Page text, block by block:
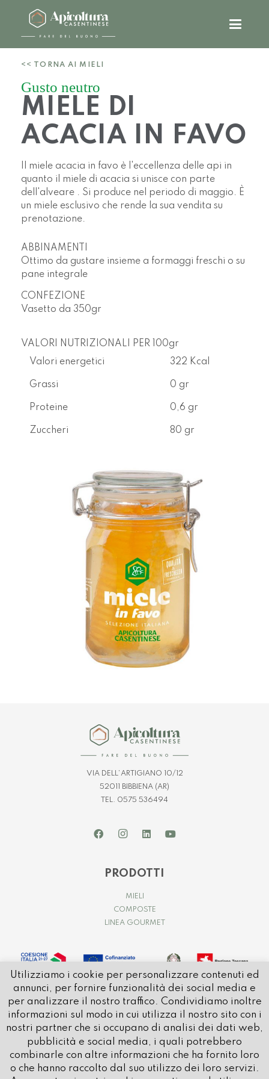
<< TORNA AI MIELI
Gusto neutro
MIELE DI
ACACIA IN FAVO
Il miele acacia in favo è l'eccellenza delle api in
quanto il miele di acacia si unisce con parte
dell'alveare . Si produce nel periodo di maggio. È
un miele esclusivo che rende la sua vendita su
prenotazione.
ABBINAMENTI
Ottimo da gustare insieme a formaggi freschi o su
pane integrale
CONFEZIONE
Vasetto da 350gr
VALORI NUTRIZIONALI PER 100gr
Valori energetici
322 Kcal
Grassi 0 gr
Proteine 0,6 gr
Zuccheri 80 gr
VIA DELL’ARTIGIANO 10/12
52011 BIBBIENA (AR)
TEL. 0575 536494
PRODOTTI
MIELI
COMPOSTE
LINEA GOURMET
© 2021 APICOLTURA CASENTINESE | P.IVA e C.FISC. IT01032580514
Utilizziamo i cookie per personalizzare contenuti ed
annunci, per fornire funzionalità dei social media e
per analizzare il nostro traffico. Condividiamo inoltre
informazioni sul modo in cui utilizza il nostro sito con i
nostri partner che si occupano di analisi dei dati web,
pubblicità e social media, i quali potrebbero
combinarle con altre informazioni che ha fornito loro
o che hanno raccolto dal suo utilizzo dei loro servizi.